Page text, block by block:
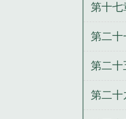
第十七
第二十
第二十
第二十